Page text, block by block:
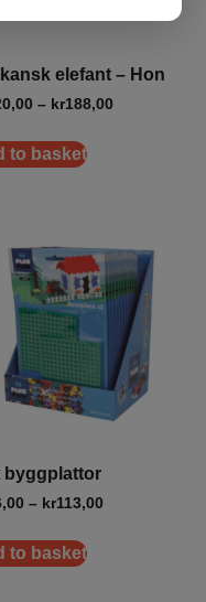
elefant – Hon
– kr188,00
to basket
byggplattor
– kr113,00
to basket